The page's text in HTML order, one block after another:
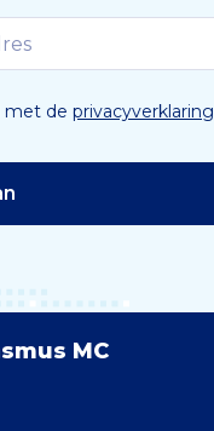
met de privacyverklaring
MC